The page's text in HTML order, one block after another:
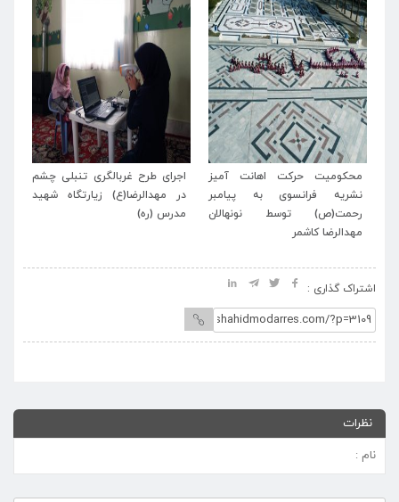
محکومیت حرکت اهانت آمیز
نشریه فرانسوی به پیامبر
رحمت(ص) توسط نونهالان
مهدالرضا کاشمر
اجرای طرح غربالگری تنبلی چشم
در مهدالرضا(ع) زیارتگاه شهید
مدرس (ره)
اشتراک گذاری :
نظرات